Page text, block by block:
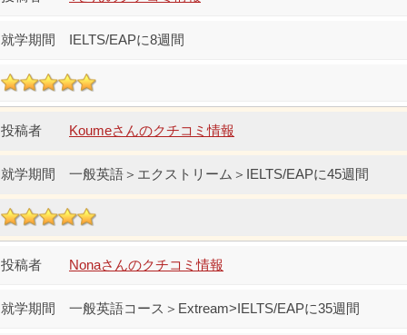
IELTS/EAPに8週間
Koumeさんのクチコミ情報
一般英語＞エクストリーム＞IELTS/EAPに45週間
Nonaさんのクチコミ情報
一般英語コース＞Extream>IELTS/EAPに35週間